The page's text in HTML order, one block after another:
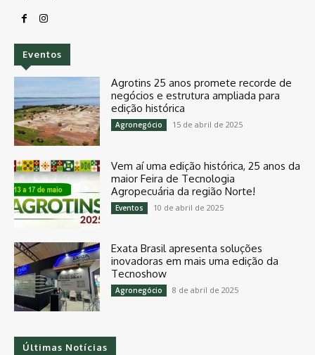
Eventos
Agrotins 25 anos promete recorde de
negócios e estrutura ampliada para
edição histórica
Agronegócio 15 de abril de 2025
Vem aí uma edição histórica, 25 anos da
maior Feira de Tecnologia
Agropecuária da região Norte!
Eventos 10 de abril de 2025
Exata Brasil apresenta soluções
inovadoras em mais uma edição da
Tecnoshow
Agronegócio 8 de abril de 2025
Últimas Notícias